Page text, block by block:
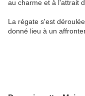
au charme et à l'attrait
La régate s'est
donné lieu à un